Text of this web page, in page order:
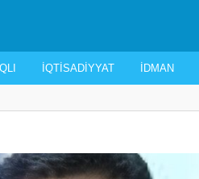
İQTISADIYYAT İDMAN